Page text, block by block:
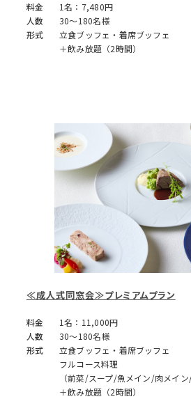
料金
1名：7,480円
人数
30～180名様
形式
立食ブッフェ・着席ブッフェ
＋飲み放題（2時間）
≪成人式同窓会≫プレミアムプラン
料金
1名：11,000円
人数
30～180名様
形式
立食ブッフェ・着席ブッフェ
フルコース料理
（前菜/スープ/魚メイン/肉メイン
＋飲み放題（2時間）